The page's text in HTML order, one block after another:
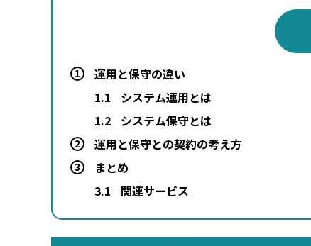
1
運用と保守の違い
1.1
システム運用とは
1.2
システム保守とは
2 運用と保守との契約の考え方
3
まとめ
3.1
関連サービス